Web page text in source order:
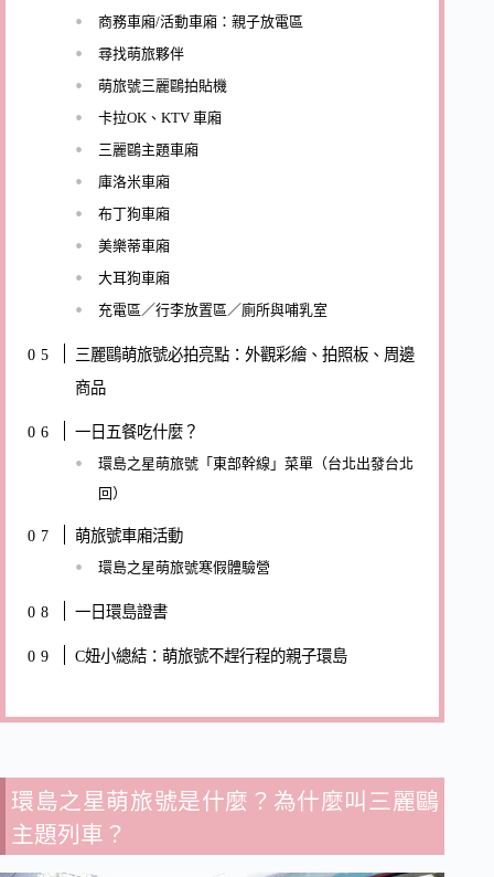
商務車廂/活動車廂：親子放電區
尋找萌旅夥伴
萌旅號三麗鷗拍貼機
卡拉OK、KTV 車廂
三麗鷗主題車廂
庫洛米車廂
布丁狗車廂
美樂蒂車廂
大耳狗車廂
充電區／行李放置區／廁所與哺乳室
三麗鷗萌旅號必拍亮點：外觀彩繪、拍照板、周邊
商品
一日五餐吃什麼？
環島之星萌旅號「東部幹線」菜單（台北出發台北
回）
萌旅號車廂活動
環島之星萌旅號寒假體驗營
一日環島證書
C妞小總結：萌旅號不趕行程的親子環島
環島之星萌旅號是什麼？為什麼叫三麗鷗
主題列車？